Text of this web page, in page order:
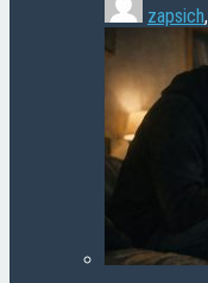
zapsich,